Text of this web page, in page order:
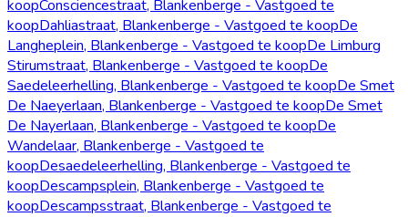
koopConsciencestraat, Blankenberge - Vastgoed te
koopDahliastraat, Blankenberge - Vastgoed te koopDe
Langheplein, Blankenberge - Vastgoed te koopDe Limburg
Stirumstraat, Blankenberge - Vastgoed te koopDe
Saedeleerhelling, Blankenberge - Vastgoed te koopDe Smet
De Naeyerlaan, Blankenberge - Vastgoed te koopDe Smet
De Nayerlaan, Blankenberge - Vastgoed te koopDe
Wandelaar, Blankenberge - Vastgoed te
koopDesaedeleerhelling, Blankenberge - Vastgoed te
koopDescampsplein, Blankenberge - Vastgoed te
koopDescampsstraat, Blankenberge - Vastgoed te